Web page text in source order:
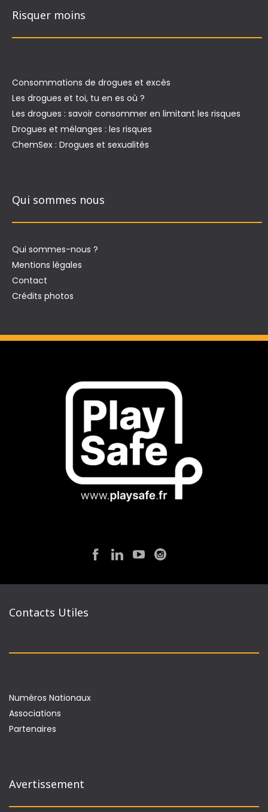
Risquer moins
Consommations de drogues et excès
Les drogues et toi, tu en es où ?
Les drogues : savoir consommer en limitant les risques
Drogues et mélanges : les risques
ChemSex : Drogues et sexualités
Qui sommes nous
Qui sommes-nous ?
Mentions légales
Contact
Crédits photos
Contacts Utiles
Numéros Nationaux
Associations
Partenaires
Avertissement